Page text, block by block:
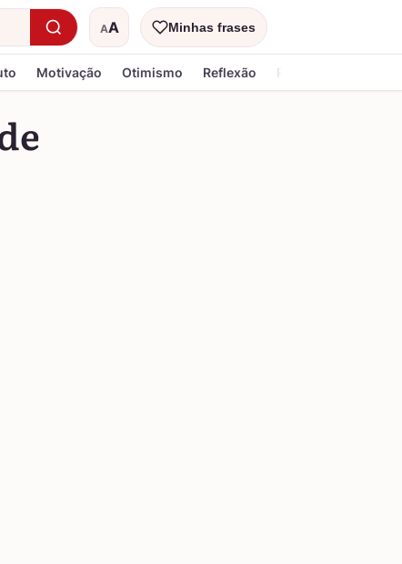
AA
Tamanho do textoMinhas frases
Motivação Otimismo Reflexão Religiosa